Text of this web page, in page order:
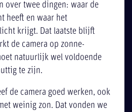
over twee dingen: waar de
heeft en waar het
krijgt. Dat laatste blijft
de camera op zonne-
natuurlijk wel voldoende
te zijn.
de camera goed werken, ook
weinig zon. Dat vonden we